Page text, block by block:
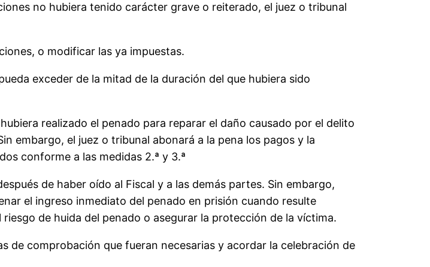
no hubiera tenido carácter grave o reiterado, el juez o tribunal
o modificar las ya impuestas.
exceder de la mitad de la duración del que hubiera sido
realizado el penado para reparar el daño causado por el delito
embargo, el juez o tribunal abonará a la pena los pagos y la
conforme a las medidas 2.ª y 3.ª
de haber oído al Fiscal y a las demás partes. Sin embargo,
el ingreso inmediato del penado en prisión cuando resulte
de huida del penado o asegurar la protección de la víctima.
de comprobación que fueran necesarias y acordar la celebración de